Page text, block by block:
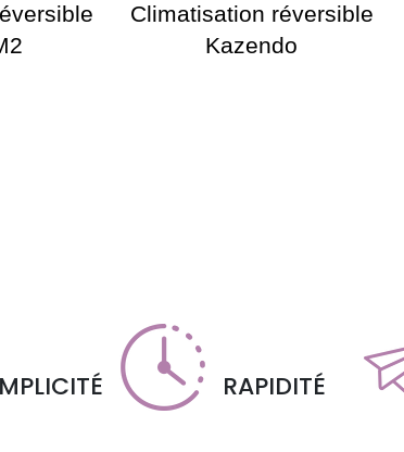
Climatisation réversible
Kazendo
RAPIDITÉ